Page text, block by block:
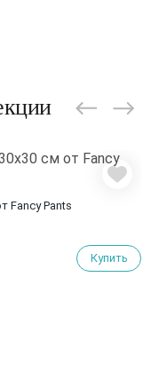
Fancy Pants
Купить